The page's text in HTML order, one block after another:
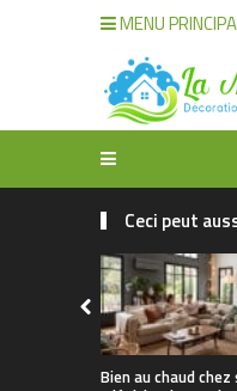
MENU
Ceci peut
Bien au chaud chez